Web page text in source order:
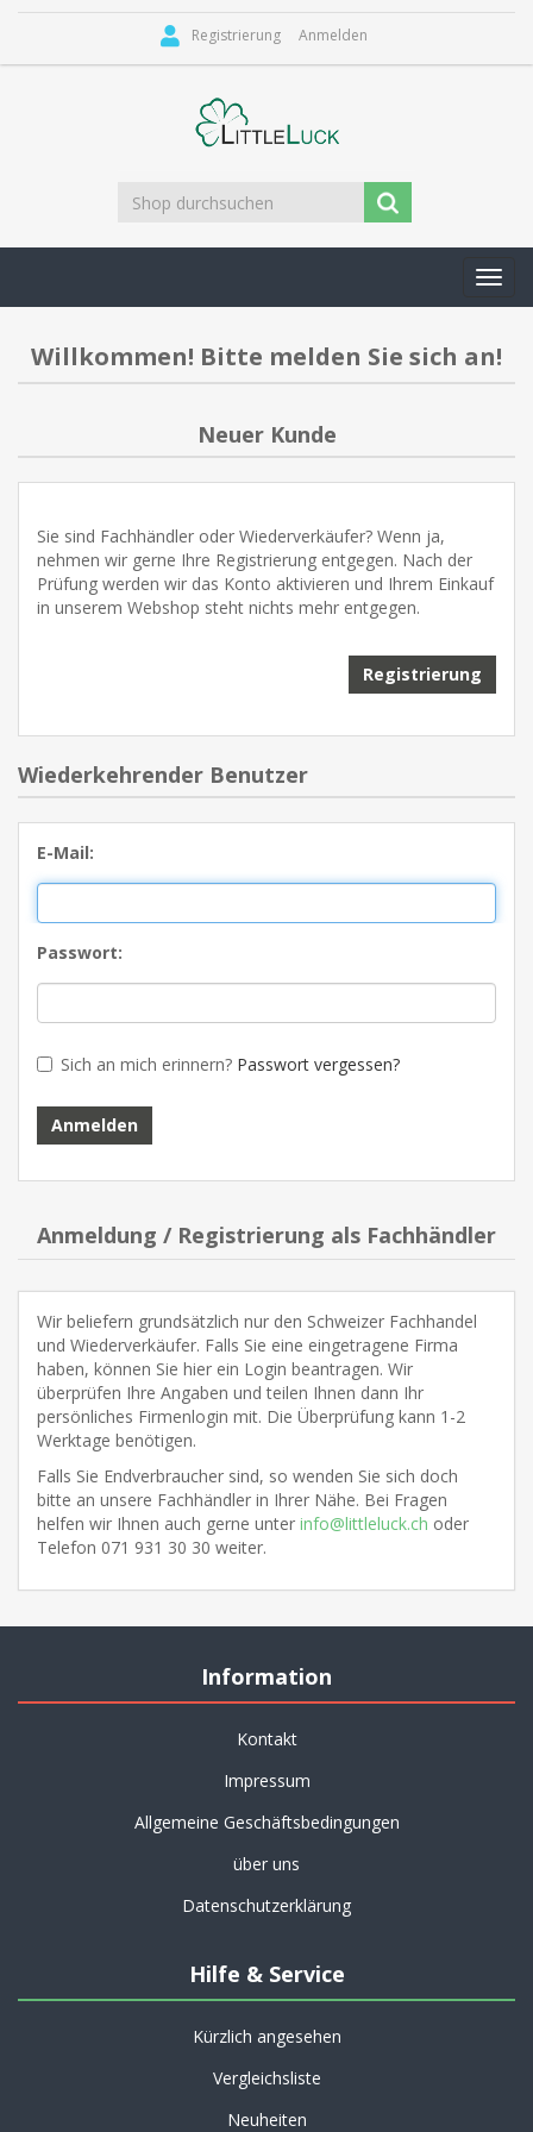
Registrierung Anmelden
Willkommen! Bitte melden Sie sich an!
Neuer Kunde
Sie sind Fachhändler oder Wiederverkäufer? Wenn ja,
nehmen wir gerne Ihre Registrierung entgegen. Nach der
Prüfung werden wir das Konto aktivieren und Ihrem Einkauf
in unserem Webshop steht nichts mehr entgegen.
Wiederkehrender Benutzer
E-Mail:
Passwort:
Sich an mich erinnern? Passwort vergessen?
Anmeldung / Registrierung als Fachhändler
Wir beliefern grundsätzlich nur den Schweizer Fachhandel
und Wiederverkäufer. Falls Sie eine eingetragene Firma
haben, können Sie hier ein Login beantragen. Wir
überprüfen Ihre Angaben und teilen Ihnen dann Ihr
persönliches Firmenlogin mit. Die Überprüfung kann 1-2
Werktage benötigen.
Falls Sie Endverbraucher sind, so wenden Sie sich doch
bitte an unsere Fachhändler in Ihrer Nähe. Bei Fragen
helfen wir Ihnen auch gerne unter info@littleluck.ch oder
Telefon 071 931 30 30 weiter.
Information
Kontakt
Impressum
Allgemeine Geschäftsbedingungen
über uns
Datenschutzerklärung
Hilfe & Service
Kürzlich angesehen
Vergleichsliste
Neuheiten